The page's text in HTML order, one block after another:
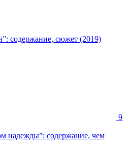
содержание, сюжет (2019)
9
надежды”: содержание, чем